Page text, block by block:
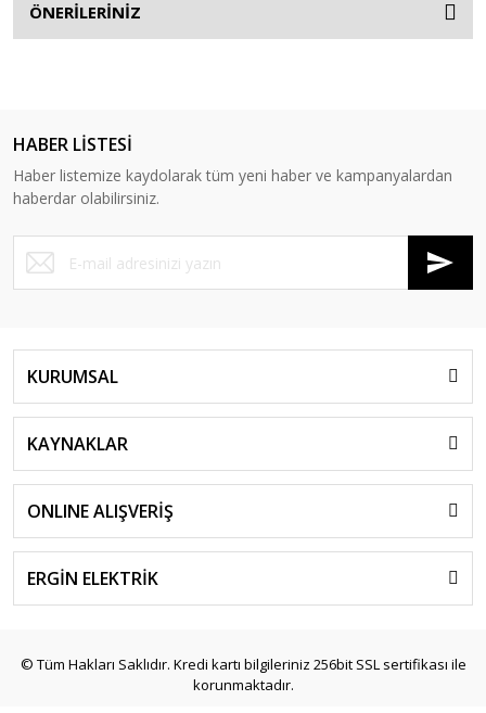
ÖNERİLERİNİZ
HABER LİSTESİ
Haber listemize kaydolarak tüm yeni haber ve kampanyalardan
haberdar olabilirsiniz.
KURUMSAL
KAYNAKLAR
ONLINE ALIŞVERİŞ
ERGİN ELEKTRİK
© Tüm Hakları Saklıdır. Kredi kartı bilgileriniz 256bit SSL sertifikası ile
korunmaktadır.